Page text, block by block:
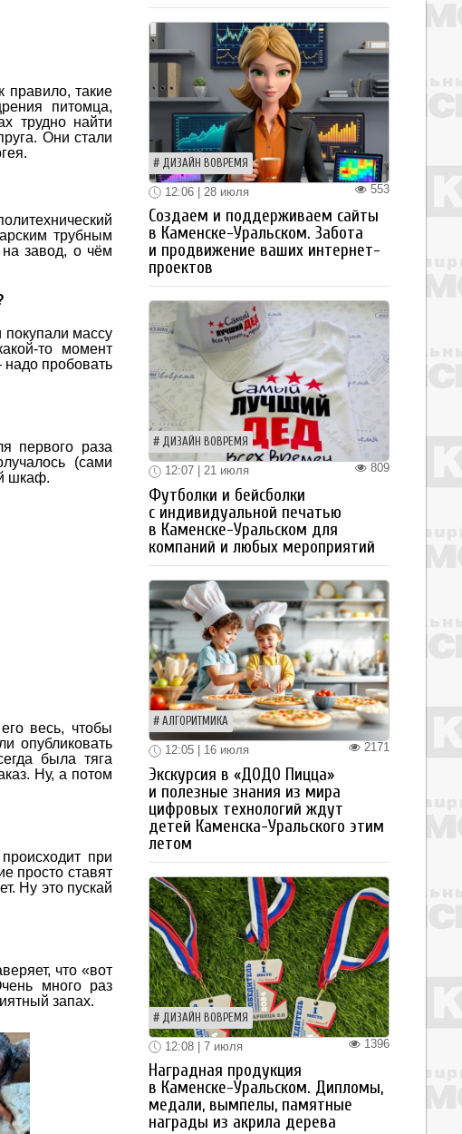
правило, такие
питомца,
трудно найти
Они стали
трубным
завод, о чём
массу
то момент
надо пробовать
первого раза
(сами
шкаф.
весь, чтобы
опубликовать
была тяга
Ну, а потом
при
просто ставят
Ну это пускай
что «вот
много раз
запах.
ДИЗАЙН ВОВРЕМЯ
553
12:06 | 28 июля
Создаем и поддерживаем сайты
в Каменске-Уральском. Забота
и продвижение ваших интернет-
проектов
ДИЗАЙН ВОВРЕМЯ
809
12:07 | 21 июля
Футболки и бейсболки
с индивидуальной печатью
в Каменске-Уральском для
компаний и любых мероприятий
АЛГОРИТМИКА
2171
12:05 | 16 июля
Экскурсия в «ДОДО Пицца»
и полезные знания из мира
цифровых технологий ждут
детей Каменска-Уральского этим
летом
ДИЗАЙН ВОВРЕМЯ
1396
12:08 | 7 июля
Наградная продукция
в Каменске-Уральском. Дипломы,
медали, вымпелы, памятные
награды из акрила дерева